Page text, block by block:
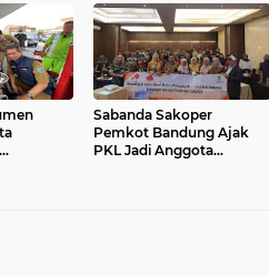
Sabanda Sakoper
Pemkot Bandung Ajak
PKL Jadi Anggota